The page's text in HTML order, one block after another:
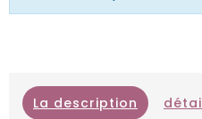
La description